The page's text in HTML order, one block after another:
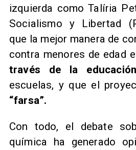
izquierda como Talíria
Socialismo y Libertad
que la mejor manera de
contra menores de edad
través de la
escuelas, y que el
“farsa”.
Con todo, el debate
química ha generado